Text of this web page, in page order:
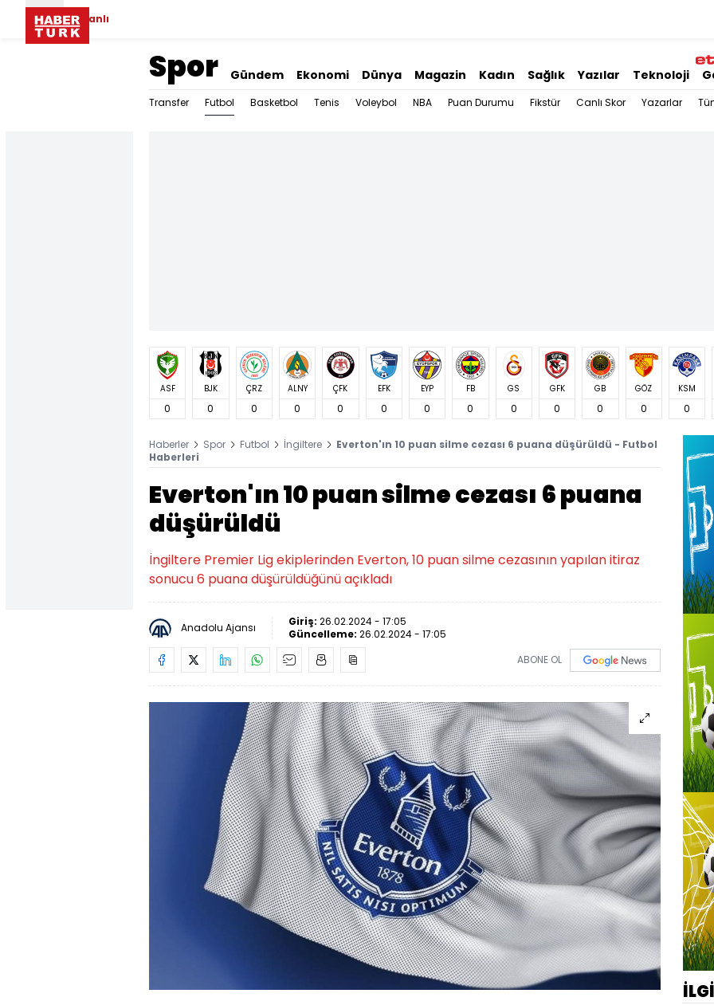
Canlı
Spor Gündem Ekonomi Dünya Magazin Kadın Sağlık Yazılar Teknoloji
Transfer Futbol Basketbol Tenis Voleybol NBA Puan Durumu Fikstür Canlı Skor Yazarlar
ASF
0
BJK
0
ÇRZ
0
ALNY
0
ÇFK
0
EFK
0
EYP
0
FB
0
GS
0
GFK
0
GB
0
GÖZ
0
KSM
0
Haberler Spor Futbol İngiltere
Everton'ın 10 puan silme cezası 6 puana düşürüldü - Futbol
Haberleri
Everton'ın 10 puan silme cezası 6 puana
düşürüldü
İngiltere Premier Lig ekiplerinden Everton, 10 puan silme cezasının yapılan itiraz
sonucu 6 puana düşürüldüğünü açıkladı
Anadolu Ajansı Giriş: 26.02.2024 - 17:05
Güncelleme: 26.02.2024 - 17:05
ABONE OL